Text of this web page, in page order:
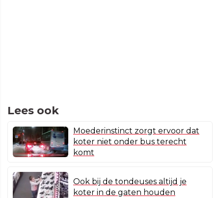
Lees ook
Moederinstinct zorgt ervoor dat
koter niet onder bus terecht
komt
Ook bij de tondeuses altijd je
koter in de gaten houden